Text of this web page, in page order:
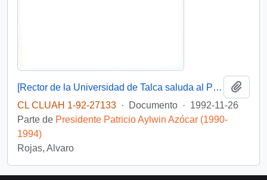
[Rector de la Universidad de Talca saluda al Presidente en su cumpleaños]
CL CLUAH 1-92-27133 · Documento · 1992-11-26
Parte de Presidente Patricio Aylwin Azócar (1990-
1994)
Rojas, Alvaro